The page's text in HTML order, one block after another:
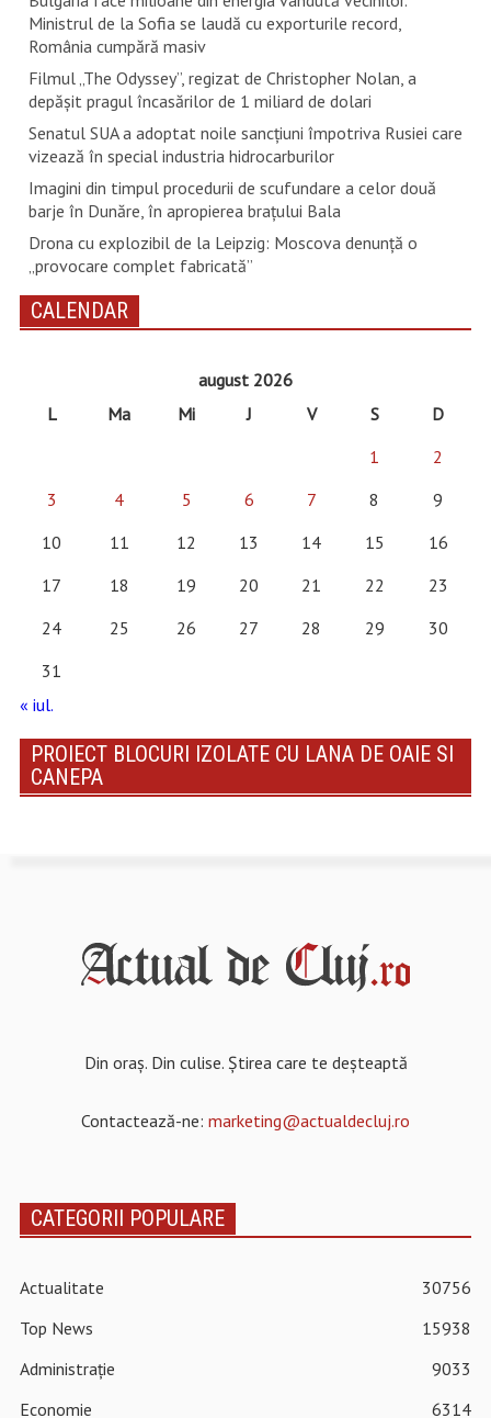
Ministrul de la Sofia se laudă cu exporturile record,
România cumpără masiv
Filmul „The Odyssey”, regizat de Christopher Nolan, a
depăşit pragul încasărilor de 1 miliard de dolari
Senatul SUA a adoptat noile sancţiuni împotriva Rusiei care
vizează în special industria hidrocarburilor
Imagini din timpul procedurii de scufundare a celor două
barje în Dunăre, în apropierea brațului Bala
Drona cu explozibil de la Leipzig: Moscova denunţă o
„provocare complet fabricată”
CALENDAR
august 2026
L
Ma Mi J V S
D
1
2
3
4 5 6 7 8
9
10
11 12 13 14 15
16
17
18 19 20 21 22
23
24
25 26 27 28 29
30
31
« iul.
PROIECT BLOCURI IZOLATE CU LANA DE OAIE SI
CANEPA
Din oraș. Din culise. Știrea care te deșteaptă
Contactează-ne: marketing@actualdecluj.ro
CATEGORII POPULARE
Actualitate
30756
Top News
15938
Administrație
9033
Economie
6314